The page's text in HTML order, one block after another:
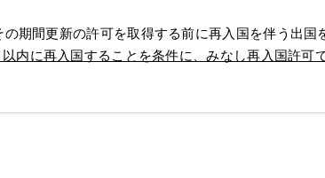
期間更新の許可を取得する前に再入国を伴う出国
内に再入国することを条件に、みなし再入国許可